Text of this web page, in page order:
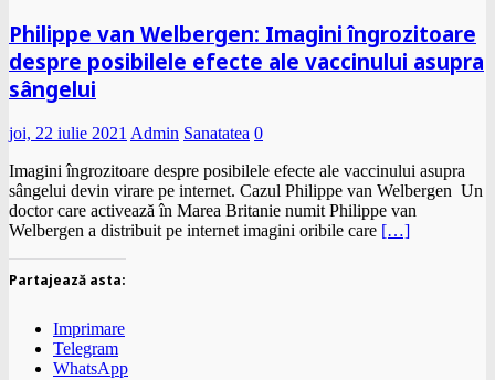
Philippe van Welbergen: Imagini îngrozitoare
despre posibilele efecte ale vaccinului asupra
sângelui
joi, 22 iulie 2021 Admin Sanatatea 0
Imagini îngrozitoare despre posibilele efecte ale vaccinului asupra
sângelui devin virare pe internet. Cazul Philippe van Welbergen Un
doctor care activează în Marea Britanie numit Philippe van
Welbergen a distribuit pe internet imagini oribile care […]
Partajează asta:
Imprimare
Telegram
WhatsApp